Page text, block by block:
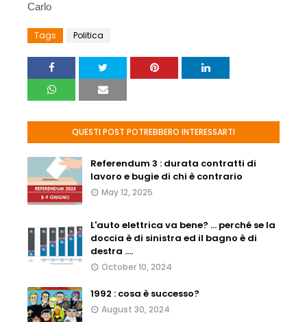
Carlo
Tags Politica
QUESTI POST POTREBBERO INTERESSARTI
Referendum 3 : durata contratti di
lavoro e bugie di chi è contrario
May 12, 2025
L'auto elettrica va bene? ... perché se la
doccia è di sinistra ed il bagno è di
destra ....
October 10, 2024
1992 : cosa è successo?
August 30, 2024